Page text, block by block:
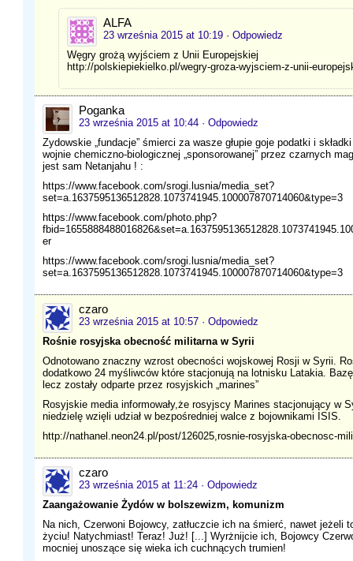
ALFA
23 września 2015 at 10:19 · Odpowiedz
Węgry grożą wyjściem z Unii Europejskiej
http://polskiepiekielko.pl/wegry-groza-wyjsciem-z-unii-
Poganka
23 września 2015 at 10:44 · Odpowiedz
Zydowskie „fundacje” śmierci za wasze głupie goje podatki i
wojnie chemiczno-biologicznej „sponsorowanej” przez czarnych
jest sam Netanjahu ! :
https://www.facebook.com/srogi.lusnia/media_set?
set=a.1637595136512828.1073741945.100007870714060&type=3
https://www.facebook.com/photo.php?
er
https://www.facebook.com/srogi.lusnia/media_set?
set=a.1637595136512828.1073741945.100007870714060&type=3
czaro
23 września 2015 at 10:57 · Odpowiedz
Rośnie rosyjska obecność militarna w Syrii
Odnotowano znaczny wzrost obecności wojskowej Rosji w Syrii.
dodatkowo 24 myśliwców które stacjonują na lotnisku Latakia.
lecz zostały odparte przez rosyjskich „marines”
Rosyjskie media informowały,że rosyjscy Marines stacjonujący w
niedzielę wzięli udział w bezpośredniej walce z bojownikami ISIS.
http://nathanel.neon24.pl/post/126025,rosnie-rosyjska-obecnosc-
czaro
23 września 2015 at 11:24 · Odpowiedz
Zaangażowanie Żydów w bolszewizm, komunizm
Na nich, Czerwoni Bojowcy, zatłuczcie ich na śmierć, nawet jeżeli
życiu! Natychmiast! Teraz! Już! [...] Wyrżnijcie ich, Bojowcy
mocniej unoszące się wieka ich cuchnących trumien!